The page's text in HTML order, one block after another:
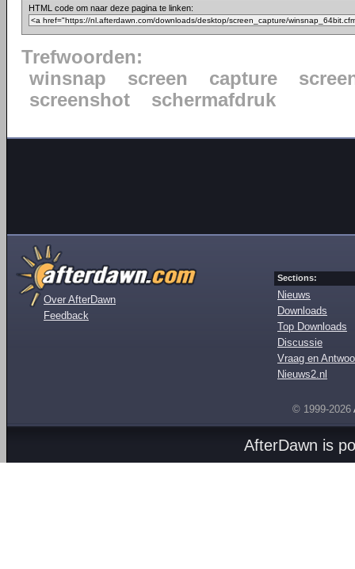
HTML code om naar deze pagina te linken:
Trefwoorden:
winsnap
screen capture
screenshot
schermafdruk
Over AfterDawn
Feedback
Sections:
Nieuws
Downloads
Top Downloads
Discussie
Vraag en
Nieuws2.nl
© 1999-2026
AfterDawn is